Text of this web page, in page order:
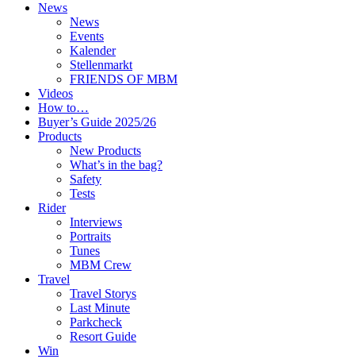
News
News
Events
Kalender
Stellenmarkt
FRIENDS OF MBM
Videos
How to…
Buyer’s Guide 2025/26
Products
New Products
What’s in the bag?
Safety
Tests
Rider
Interviews
Portraits
Tunes
MBM Crew
Travel
Travel Storys
Last Minute
Parkcheck
Resort Guide
Win